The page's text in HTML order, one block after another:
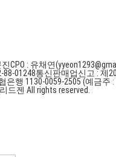
CPO : 유채연
01248통신판매업신고 : 제
은행 1130-0059-2505 (예금주
드젠 All rights reserved.